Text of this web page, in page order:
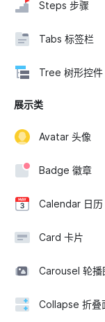
Steps 步骤
Tabs 标签栏
Tree 树形控件
展示类
Avatar 头像
Badge 徽章
Calendar 日历
Card 卡片
Carousel 轮播
Collapse 折叠